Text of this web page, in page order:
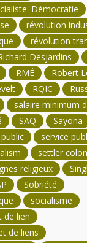
Démocratie
révolution
révolution
Desjardins
RMÉ
Robert
RQIC
salaire minimum
SAQ Sayona
service
settler
religieux
Sobriété
socialisme
de lien
de liens